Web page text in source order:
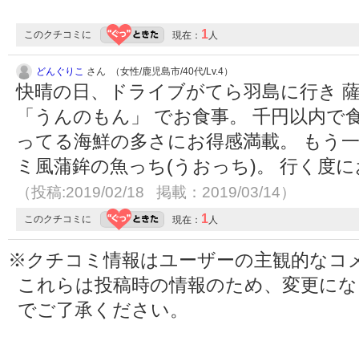
このクチコミに 現在： 1 人
どんぐりこ さん （女性/鹿児島市/40代/Lv.4）
快晴の日、ドライブがてら羽島に行き
「うんのもん」 でお食事。 千円以内
ってる海鮮の多さにお得感満載。 もう
ミ風蒲鉾の魚っち(うおっち)。 行く度
（投稿:2019/02/18 掲載：2019/03/14）
このクチコミに 現在： 1 人
※クチコミ情報はユーザーの主観的なコ
これらは投稿時の情報のため、変更に
でご了承ください。